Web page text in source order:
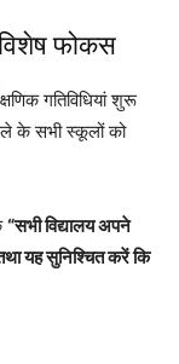
फोकस
गतिविधियां शुरू
के सभी स्कूलों को
“सभी विद्यालय अपने
यह सुनिश्चित करें कि